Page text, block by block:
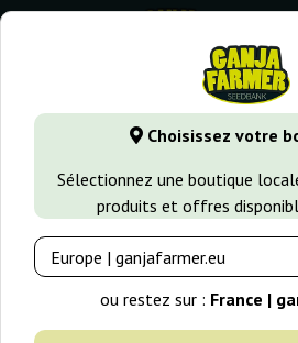
Choisissez votre
Sélectionnez une boutique
produits et offres
ou restez sur : France |
GanjaFarmer.fr Variétés de